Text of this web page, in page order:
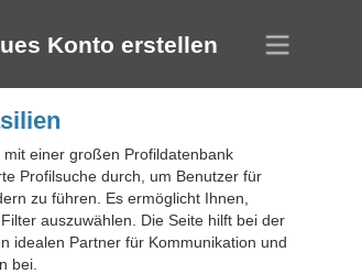
Konto erstellen
einer großen Profildatenbank
Profilsuche durch, um Benutzer für
zu führen. Es ermöglicht Ihnen,
auszuwählen. Die Seite hilft bei der
idealen Partner für Kommunikation und
bei.